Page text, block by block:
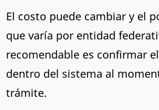
El costo puede cambiar y el
que varía por entidad
recomendable es confirmar
dentro del sistema al
trámite.